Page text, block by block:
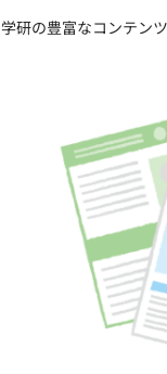
学研の豊富なコンテン